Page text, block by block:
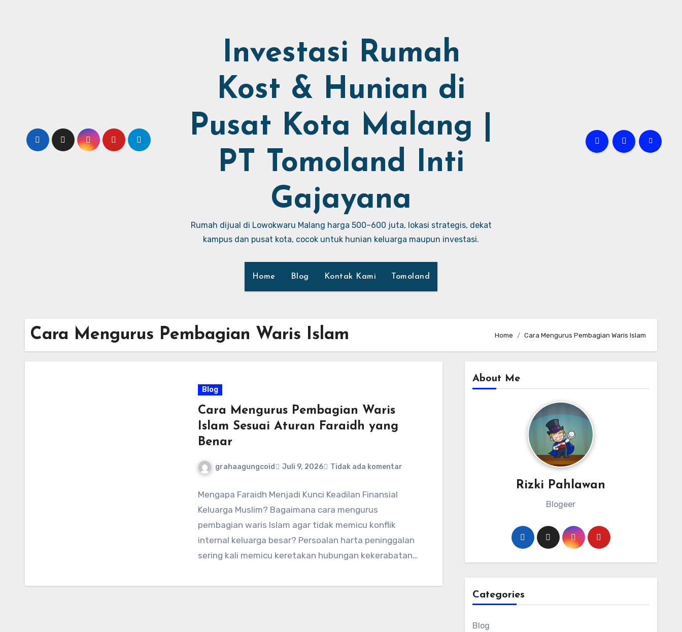
Investasi Rumah
Kost & Hunian di
Pusat Kota Malang |
PT Tomoland Inti
Gajayana
Rumah dijual di Lowokwaru Malang harga 500–600 juta, lokasi strategis, dekat
kampus dan pusat kota, cocok untuk hunian keluarga maupun investasi.
Home Blog Kontak Kami Tomoland
Cara Mengurus Pembagian Waris Islam Home Cara Mengurus Pembagian Waris Islam
Blog
Cara Mengurus Pembagian Waris
Islam Sesuai Aturan Faraidh yang
Benar
grahaagungcoid Juli 9, 2026 Tidak ada komentar
Mengapa Faraidh Menjadi Kunci Keadilan Finansial
Keluarga Muslim? Bagaimana cara mengurus
pembagian waris Islam agar tidak memicu konflik
internal keluarga besar? Persoalan harta peninggalan
sering kali memicu keretakan hubungan kekerabatan…
About Me
Rizki Pahlawan
Blogeer
Categories
Blog